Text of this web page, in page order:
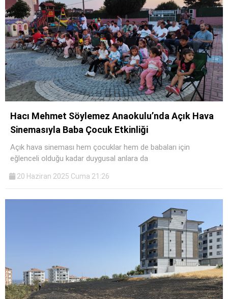
Hacı Mehmet Söylemez Anaokulu’nda Açık Hava
Sinemasıyla Baba Çocuk Etkinliği
Açık hava sineması hem çocuklar hem de babaları için
eğlenceli olduğu kadar duygusal anlara da
20 Haziran 2025 Cuma 21:26